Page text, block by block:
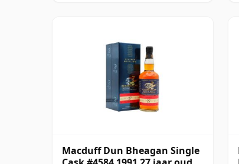
Macduff Dun Bheagan Single